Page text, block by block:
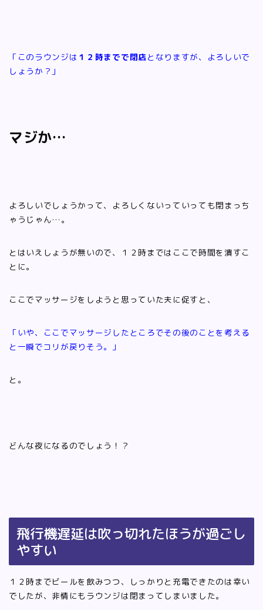
「このラウンジは １２時までで閉店 となりますが、よろしいで
しょうか？」
マジか…
よろしいでしょうかって、よろしくないっていっても閉まっち
ゃうじゃん…。
とはいえしょうが無いので、１２時まではここで時間を潰すこ
とに。
ここでマッサージをしようと思っていた夫に促すと、
「いや、ここでマッサージしたところでその後のことを考える
と一瞬でコリが戻りそう。」
と。
どんな夜になるのでしょう！？
飛行機遅延は吹っ切れたほうが過ごし
やすい
１２時までビールを飲みつつ、しっかりと充電できたのは幸い
でしたが、非情にもラウンジは閉まってしまいました。